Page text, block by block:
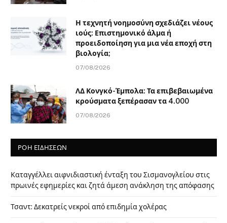
Η τεχνητή νοημοσύνη σχεδιάζει νέους
ιούς: Επιστημονικό άλμα ή
προειδοποίηση για μια νέα εποχή στη
βιολογία;
07/08/2026
ΛΔ Κονγκό-Έμπολα: Τα επιβεβαιωμένα
κρούσματα ξεπέρασαν τα 4.000
07/08/2026
ΡΟΗ ΕΙΔΗΣΕΩΝ
Καταγγέλλει αιφνιδιαστική ένταξη του Σισμανογλείου στις
πρωινές εφημερίες και ζητά άμεση ανάκληση της απόφασης
Τσαντ: Δεκατρείς νεκροί από επιδημία χολέρας